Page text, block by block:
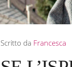
Scritto da Francesca